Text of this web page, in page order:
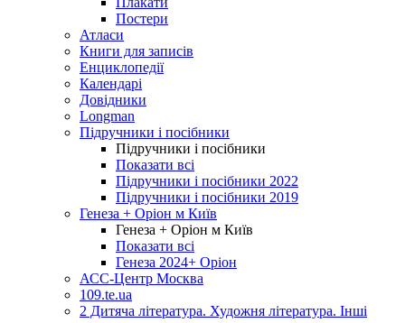
Постери
Атласи
Книги для записів
Енциклопедії
Календарі
Довідники
Longman
Підручники і посібники
Підручники і посібники
Показати всі
Підручники і посібники 2022
Підручники і посібники 2019
Генеза + Оріон м Київ
Генеза + Оріон м Київ
Показати всі
Генеза 2024+ Оріон
АСС-Центр Москва
109.te.ua
2 Дитяча література. Художня література. Інші